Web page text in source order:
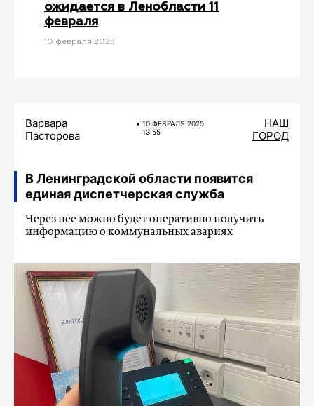
ожидается в Ленобласти 11
февраля
10 февраля 2025
Варвара
Пасторова
10 ФЕВРАЛЯ 2025
13:55
НАШ
ГОРОД
В Ленинградской области появится
единая диспетчерская служба
Через нее можно будет оперативно получить
информацию о коммунальных авариях